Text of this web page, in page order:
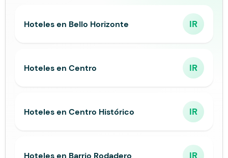
Hoteles en Bello Horizonte IR
Hoteles en Centro IR
Hoteles en Centro Histórico IR
Hoteles en Barrio Rodadero IR